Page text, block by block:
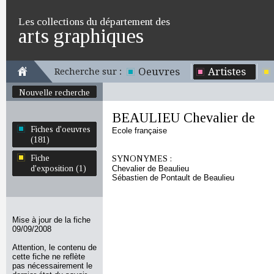
Les collections du département des
arts graphiques
Recherche sur : Oeuvres Artistes
Nouvelle recherche
Fiches d'oeuvres
(181)
Fiche
d'exposition (1)
Mise à jour de la fiche
09/09/2008
Attention, le contenu de
cette fiche ne reflète
pas nécessairement le
BEAULIEU Chevalier de
Ecole française
SYNONYMES :
Chevalier de Beaulieu
Sébastien de Pontault de Beaulieu